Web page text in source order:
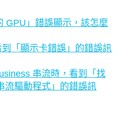
GPU」錯誤顯示，該怎麼
「顯示卡錯誤」的錯誤訊
串流時，看到「找
流驅動程式」的錯誤訊